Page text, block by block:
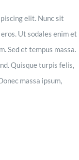
elit. Nunc sit
Ut sodales enim et
Sed et tempus massa.
Quisque turpis felis,
massa ipsum,